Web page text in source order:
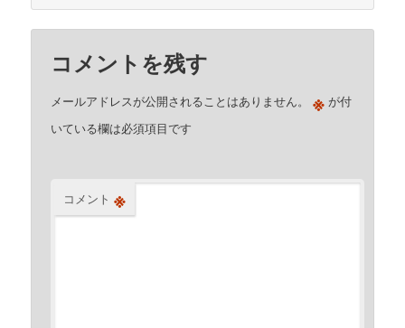
コメントを残す
メールアドレスが公開されることはありません。 ※ が付
いている欄は必須項目です
コメント ※